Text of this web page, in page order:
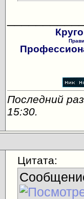
Последний
15:30.
Цитата: